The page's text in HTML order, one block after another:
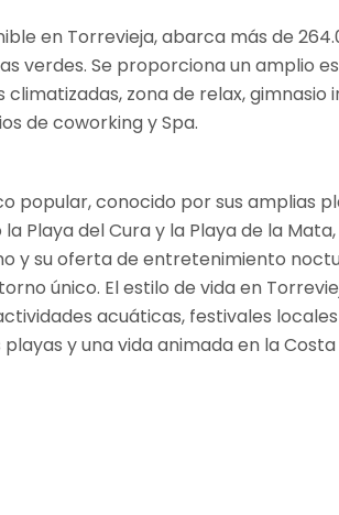
en Torrevieja, abarca más de
verdes. Se proporciona un amplio
climatizadas, zona de relax,
de coworking y Spa.
popular, conocido por sus
Playa del Cura y la Playa de la
y su oferta de entretenimiento
único. El estilo de vida en
acuáticas, festivales
y una vida animada en la